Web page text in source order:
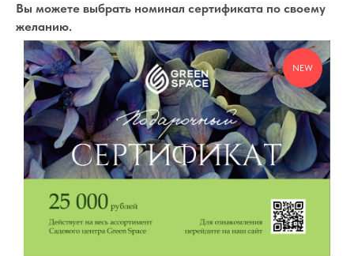
Вы можете выбрать номинал сертификата по своему
желанию.
NEW